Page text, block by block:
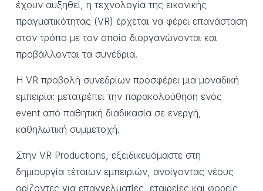
έχουν αυξηθεί, η τεχνολογία της εικονικής
πραγματικότητας (VR) έρχεται να φέρει επανάσταση
στον τρόπο με τον οποίο διοργανώνονται και
προβάλλονται τα συνέδρια.
Η VR προβολή συνεδρίων προσφέρει μια μοναδική
εμπειρία: μετατρέπει την παρακολούθηση ενός
event από παθητική διαδικασία σε ενεργή,
καθηλωτική συμμετοχή.
Στην VR Productions, εξειδικευόμαστε στη
δημιουργία τέτοιων εμπειριών, ανοίγοντας νέους
ορίζοντες για επαγγελματίες, εταιρείες και φορείς